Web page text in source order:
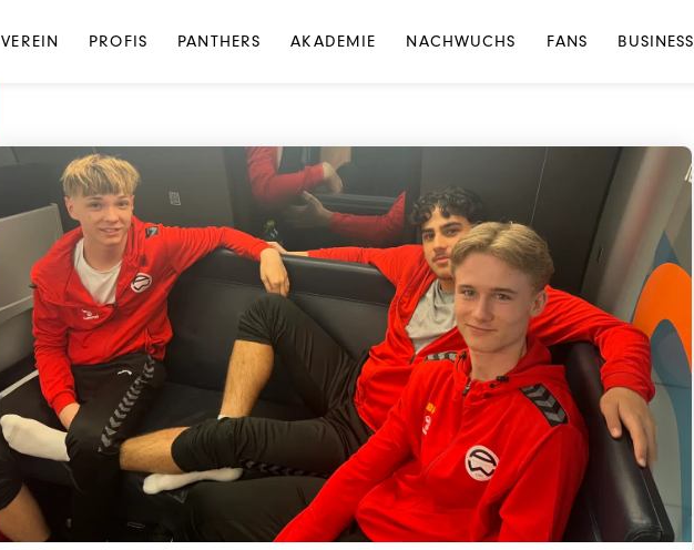
VEREIN PROFIS PANTHERS AKADEMIE NACHWUCHS FANS BUSINESS